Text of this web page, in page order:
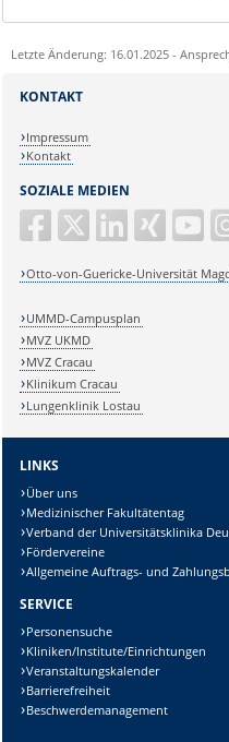
Letzte Änderung: 16.01.2025 -
SOZIALE MEDIEN
Otto-von-Guericke-Universität
KONTAKT
Impressum
Kontakt
UMMD-Campusplan
MVZ UKMD
MVZ Cracau
Klinikum Cracau
Lungenklinik Lostau
LINKS
Über uns
Medizinischer Fakultätentag
Verband der Universitätsklinika
Fördervereine
Allgemeine Auftrags- und
SERVICE
Personensuche
Kliniken/Institute/Einrichtungen
Veranstaltungskalender
Barrierefreiheit
Beschwerdemanagement